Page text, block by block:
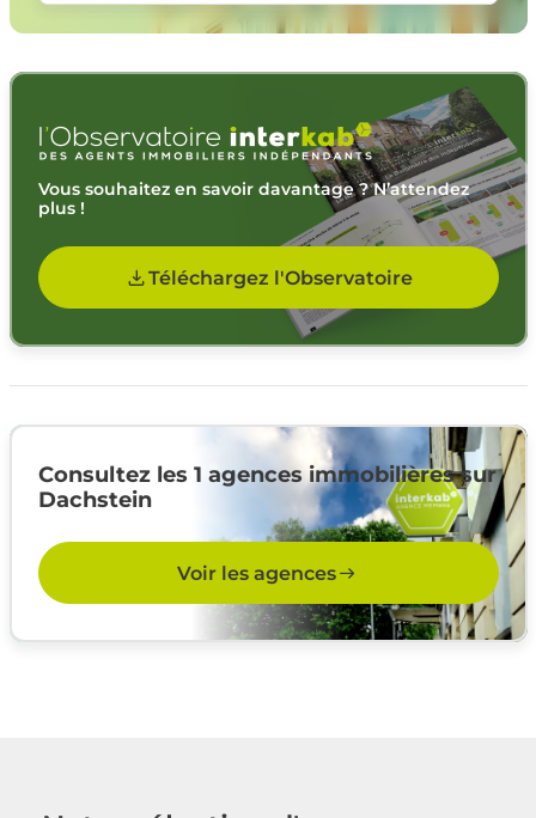
Vous souhaitez en savoir davantage ? N’attendez
plus !
Téléchargez l'Observatoire
Consultez les 1 agences immobilières sur
Dachstein
Voir les agences